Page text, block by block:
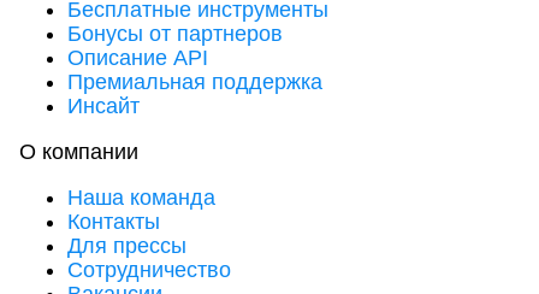
Бесплатные инструменты
Бонусы от партнеров
Описание API
Премиальная поддержка
Инсайт
О компании
Наша команда
Контакты
Для прессы
Сотрудничество